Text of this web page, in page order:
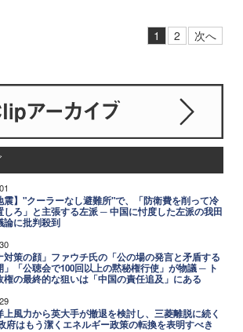
1 2 次へ
震】"クーラーなし避難所"で、「防衛費を削って冷
しろ」と主張する左派 ─ 中国に忖度した左派の我田
論に批判殺到
対策の顔」ファウチ氏の「公の場の発言と矛盾する
」「公聴会で100回以上の黙秘権行使」が物議 ─ ト
権の最終的な狙いは「中国の責任追及」にある
上風力から英大手が撤退を検討し、三菱離脱に続く
府はもう潔くエネルギー政策の転換を表明すべき